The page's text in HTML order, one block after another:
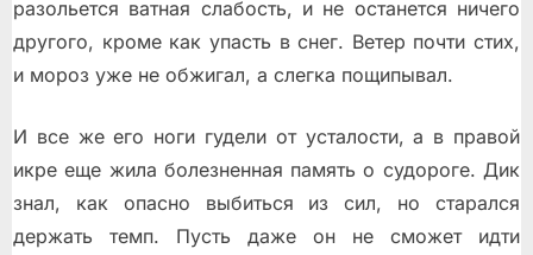
разольется ватная слабость, и не останется ничего
другого, кроме как упасть в снег. Ветер почти стих,
и мороз уже не обжигал, а слегка пощипывал.
И все же его ноги гудели от усталости, а в правой
икре еще жила болезненная память о судороге. Дик
знал, как опасно выбиться из сил, но старался
держать темп. Пусть даже он не сможет идти